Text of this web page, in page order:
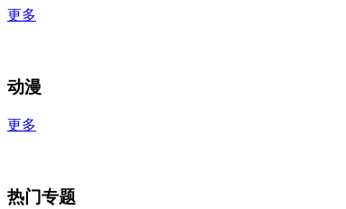
更多
动漫
更多
热门专题